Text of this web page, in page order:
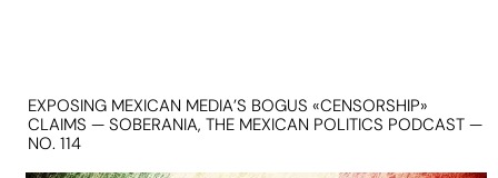
EXPOSING MEXICAN MEDIA’S BOGUS «CENSORSHIP»
CLAIMS — SOBERANIA, THE MEXICAN POLITICS PODCAST —
NO. 114